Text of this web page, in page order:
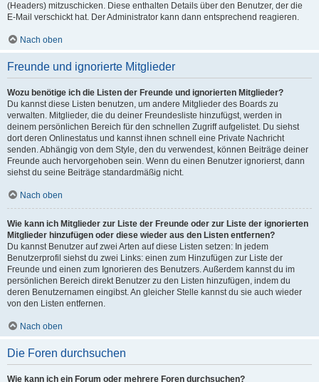
(Headers) mitzuschicken. Diese enthalten Details über den Benutzer, der die
E-Mail verschickt hat. Der Administrator kann dann entsprechend reagieren.
Nach oben
Freunde und ignorierte Mitglieder
Wozu benötige ich die Listen der Freunde und ignorierten Mitglieder?
Du kannst diese Listen benutzen, um andere Mitglieder des Boards zu
verwalten. Mitglieder, die du deiner Freundesliste hinzufügst, werden in
deinem persönlichen Bereich für den schnellen Zugriff aufgelistet. Du siehst
dort deren Onlinestatus und kannst ihnen schnell eine Private Nachricht
senden. Abhängig von dem Style, den du verwendest, können Beiträge deiner
Freunde auch hervorgehoben sein. Wenn du einen Benutzer ignorierst, dann
siehst du seine Beiträge standardmäßig nicht.
Nach oben
Wie kann ich Mitglieder zur Liste der Freunde oder zur Liste der ignorierten
Mitglieder hinzufügen oder diese wieder aus den Listen entfernen?
Du kannst Benutzer auf zwei Arten auf diese Listen setzen: In jedem
Benutzerprofil siehst du zwei Links: einen zum Hinzufügen zur Liste der
Freunde und einen zum Ignorieren des Benutzers. Außerdem kannst du im
persönlichen Bereich direkt Benutzer zu den Listen hinzufügen, indem du
deren Benutzernamen eingibst. An gleicher Stelle kannst du sie auch wieder
von den Listen entfernen.
Nach oben
Die Foren durchsuchen
Wie kann ich ein Forum oder mehrere Foren durchsuchen?